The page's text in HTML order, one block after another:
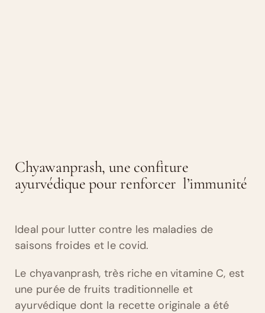
Chyawanprash, une confiture
ayurvédique pour renforcer l’immunité
Ideal pour lutter contre les maladies de
saisons froides et le covid.
Le chyavanprash, très riche en vitamine C, est
une purée de fruits traditionnelle et
ayurvédique dont la recette originale a été